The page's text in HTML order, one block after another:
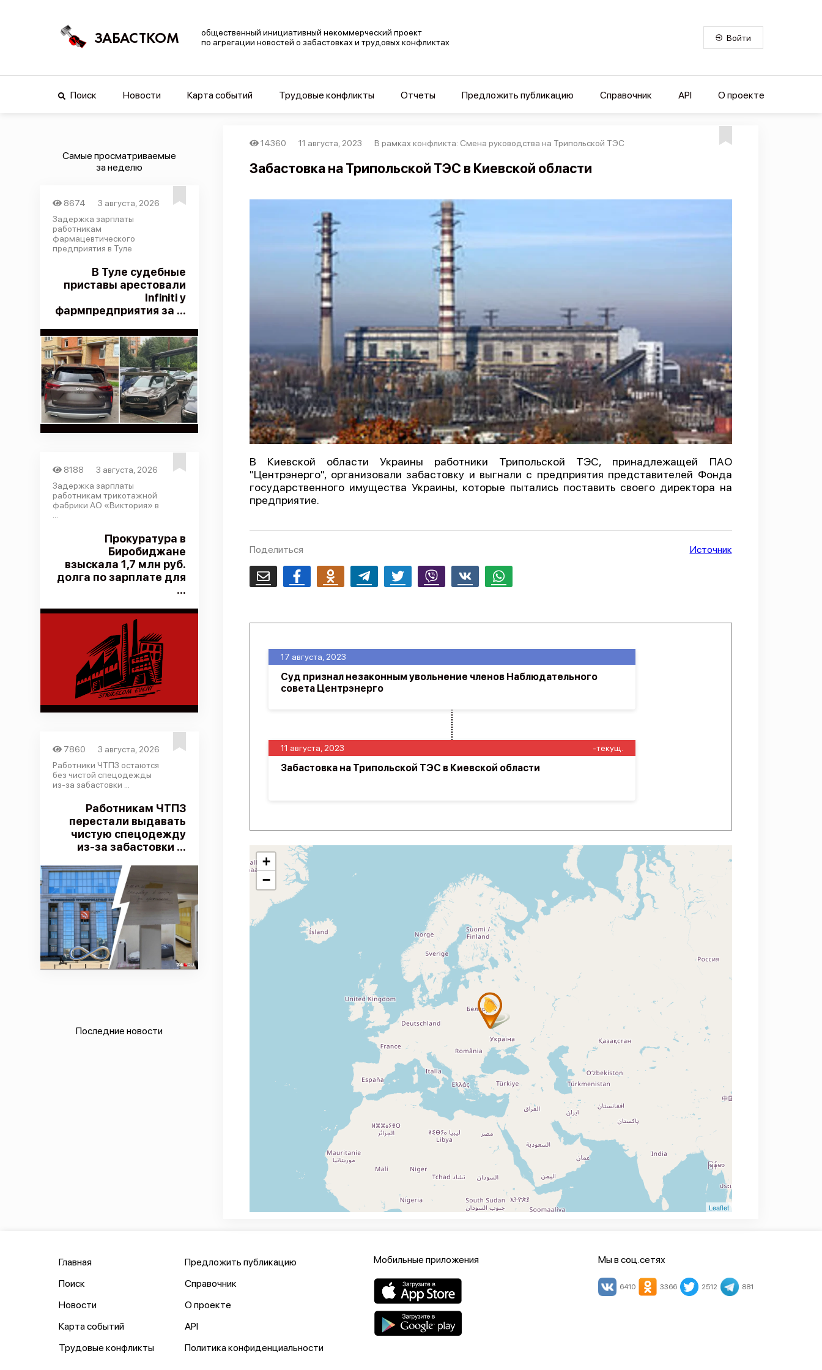
ЗАБАСТКОМ
общественный инициативный некоммерческий проект
по агрегации новостей о забастовках и трудовых конфликтах
Войти
Поиск Новости Карта событий Трудовые конфликты Отчеты Предложить публикацию Справочник API О проекте
Самые просматриваемые
за неделю
8674
3 августа, 2026
Задержка зарплаты
работникам
фармацевтического
предприятия в Туле
В Туле судебные
приставы арестовали
Infiniti у
фармпредприятия за ...
8188
3 августа, 2026
Задержка зарплаты
работникам трикотажной
фабрики АО «Виктория» в
Прокуратура в
Биробиджане
взыскала 1,7 млн руб.
долга по зарплате для
...
7860
3 августа, 2026
Работники ЧТПЗ остаются
без чистой спецодежды
из-за забастовки ...
Работникам ЧТПЗ
перестали выдавать
чистую спецодежду
из-за забастовки ...
Последние новости
14360 11 августа, 2023 В рамках конфликта: Смена руководства на Трипольской ТЭС
Забастовка на Трипольской ТЭС в Киевской области
В Киевской области Украины работники Трипольской ТЭС, принадлежащей ПАО
"Центрэнерго", организовали забастовку и выгнали с предприятия представителей Фонда
государственного имущества Украины, которые пытались поставить своего директора на
предприятие.
Поделиться
Email FacebookOdnoklassnikiTelegram Twitter Viber Whatsapp
Источник
11 августа, 2023 -текущ.
Забастовка на Трипольской ТЭС в Киевской области
17 августа, 2023
Суд признал незаконным увольнение членов Наблюдательного
совета Центрэнерго
+
−
Leaflet
Главная
Поиск
Новости
Карта событий
Трудовые конфликты
Предложить публикацию
Справочник
О проекте
API
Политика конфиденциальности
Мобильные приложения Мы в соц.сетях
6410 3366 2512 881